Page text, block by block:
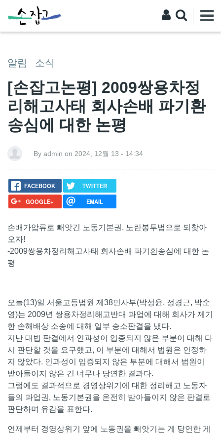
알림 소식
[손잡고논평] 2009쌍용차정
리해고사태 회사손배 파기환
송심에 대한 논평
By admin on 2024, 12월 13 - 14:34
FACEBOOK
TWITTER
GOOGLE+
EMAIL
손배가압류로 빼앗긴 노동기본권, 노란봉투법으로 되찾아
오자!
-2009쌍용차정리해고사태 회사손배 파기환송심에 대한 논
평
오늘(13)일 서울고등법원 제38민사부(박성윤, 정경근, 박순
영)는 2009년 쌍용차정리해고반대 파업에 대해 회사가 제기
한 손해배상 소송에 대해 일부 승소판결을 냈다.
지난 대법 판결에서 인과성이 입증되지 않은 부분이 대해 다
시 판단할 것을 요구했고, 이 부분에 대해서 법원은 인정하
지 않았다. 인과성이 입증되지 않은 부분에 대해서 법원이
받아들이지 않은 건 너무나 당연한 결과다.
그럼에도 결과적으로 경영상위기에 대한 정리해고 노동자
들의 파업권, 노동기본권을 온전히 받아들이지 않은 판결로
판단하며 유감을 표한다.
언제부터 경영상위기 앞에 노동권을 빼앗기는 게 당연한 게